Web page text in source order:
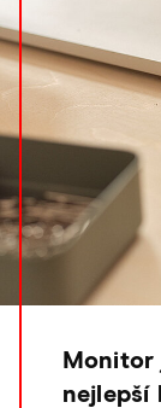
Monitor
nejlepší